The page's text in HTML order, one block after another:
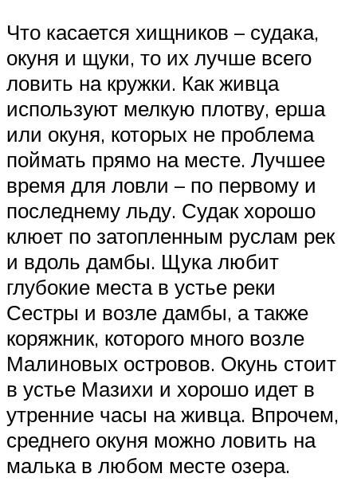
Что касается хищников – судака,
окуня и щуки, то их лучше всего
ловить на кружки. Как живца
используют мелкую плотву, ерша
или окуня, которых не проблема
поймать прямо на месте. Лучшее
время для ловли – по первому и
последнему льду. Судак хорошо
клюет по затопленным руслам рек
и вдоль дамбы. Щука любит
глубокие места в устье реки
Сестры и возле дамбы, а также
коряжник, которого много возле
Малиновых островов. Окунь стоит
в устье Мазихи и хорошо идет в
утренние часы на живца. Впрочем,
среднего окуня можно ловить на
малька в любом месте озера.